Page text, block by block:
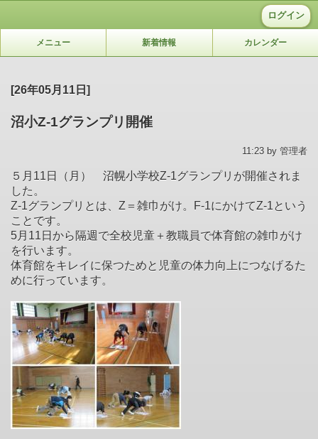
ログイン
メニュー 新着情報 カレンダー
[26年05月11日]
沼小Z-1グランプリ開催
11:23 by 管理者
５月11日（月） 沼幌小学校Z-1グランプリが開催されま
した。
Z-1グランプリとは、Z＝雑巾がけ。F-1にかけてZ-1という
ことです。
5月11日から隔週で全校児童＋教職員で体育館の雑巾がけ
を行います。
体育館をキレイに保つためと児童の体力向上につなげるた
めに行っています。